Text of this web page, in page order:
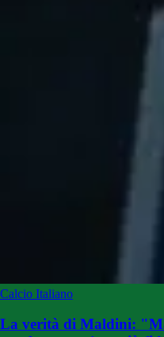
Calcio Italiano
La verità di Maldini: